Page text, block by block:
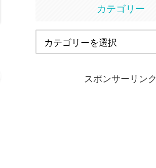
カテゴリー
スポンサーリンク